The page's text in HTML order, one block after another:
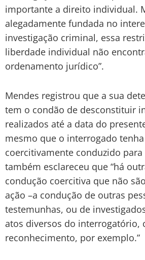
importante a direito individual.
alegadamente fundada no
investigação criminal, essa
liberdade individual não
ordenamento jurídico”.
Mendes registrou que a sua
tem o condão de desconstituir
realizados até a data do
mesmo que o interrogado
coercitivamente conduzido
também esclareceu que “há
condução coercitiva que não
ação –a condução de outras
testemunhas, ou de
atos diversos do interrogatório,
reconhecimento, por exemplo.”